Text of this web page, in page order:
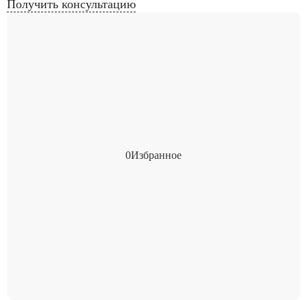
Получить консультацию
0Избранное